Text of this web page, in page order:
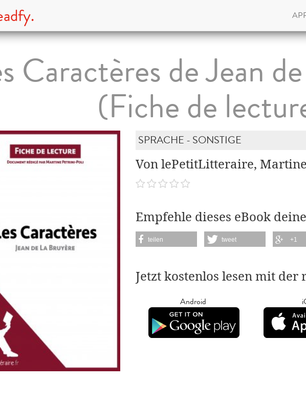
Caractères de Jean
(Fiche de
SPRACHE - SONSTIGE
Von lePetitLitteraire,
Empfehle dieses eBook
teilen tweet +1
Jetzt kostenlos lesen mit der
Android